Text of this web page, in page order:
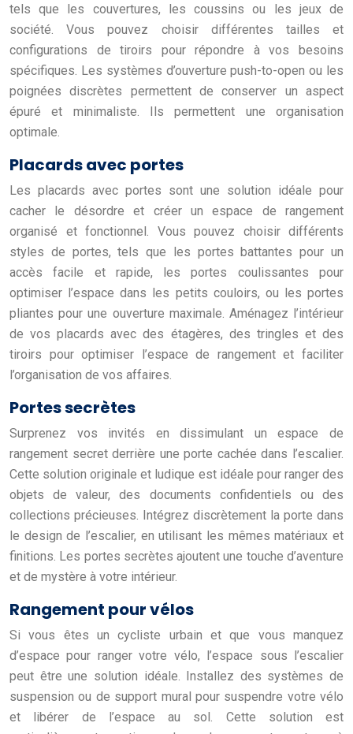
tels que les couvertures, les coussins ou les jeux de
société. Vous pouvez choisir différentes tailles et
configurations de tiroirs pour répondre à vos besoins
spécifiques. Les systèmes d’ouverture push-to-open ou les
poignées discrètes permettent de conserver un aspect
épuré et minimaliste. Ils permettent une organisation
optimale.
Placards avec portes
Les placards avec portes sont une solution idéale pour
cacher le désordre et créer un espace de rangement
organisé et fonctionnel. Vous pouvez choisir différents
styles de portes, tels que les portes battantes pour un
accès facile et rapide, les portes coulissantes pour
optimiser l’espace dans les petits couloirs, ou les portes
pliantes pour une ouverture maximale. Aménagez l’intérieur
de vos placards avec des étagères, des tringles et des
tiroirs pour optimiser l’espace de rangement et faciliter
l’organisation de vos affaires.
Portes secrètes
Surprenez vos invités en dissimulant un espace de
rangement secret derrière une porte cachée dans l’escalier.
Cette solution originale et ludique est idéale pour ranger des
objets de valeur, des documents confidentiels ou des
collections précieuses. Intégrez discrètement la porte dans
le design de l’escalier, en utilisant les mêmes matériaux et
finitions. Les portes secrètes ajoutent une touche d’aventure
et de mystère à votre intérieur.
Rangement pour vélos
Si vous êtes un cycliste urbain et que vous manquez
d’espace pour ranger votre vélo, l’espace sous l’escalier
peut être une solution idéale. Installez des systèmes de
suspension ou de support mural pour suspendre votre vélo
et libérer de l’espace au sol. Cette solution est